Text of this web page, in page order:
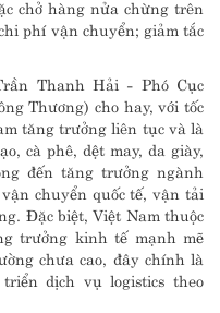
chở hàng nửa chừng trên
phí vận chuyển; giảm tắc
Thanh Hải - Phó Cục
Thương) cho hay, với tốc
tăng trưởng liên tục và là
cà phê, dệt may, da giày,
đến tăng trưởng ngành
chuyển quốc tế, vận tải
Đặc biệt, Việt Nam thuộc
trưởng kinh tế mạnh mẽ
chưa cao, đây chính là
dịch vụ logistics theo